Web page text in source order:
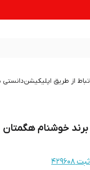
از طریق اپلیکیشن
خوشنام هگمتان